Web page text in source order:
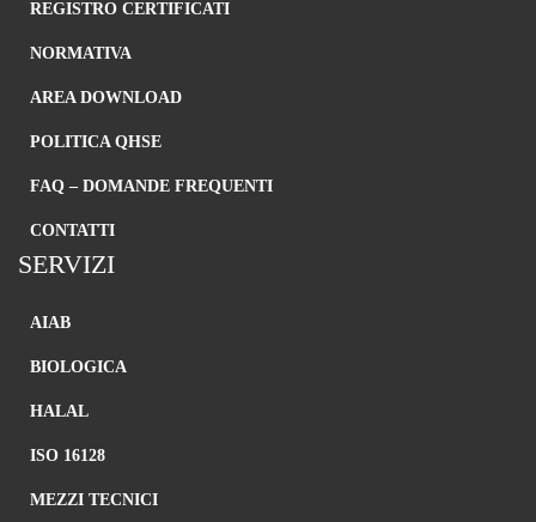
REGISTRO CERTIFICATI
NORMATIVA
AREA DOWNLOAD
POLITICA QHSE
FAQ – DOMANDE FREQUENTI
CONTATTI
SERVIZI
AIAB
BIOLOGICA
HALAL
ISO 16128
MEZZI TECNICI